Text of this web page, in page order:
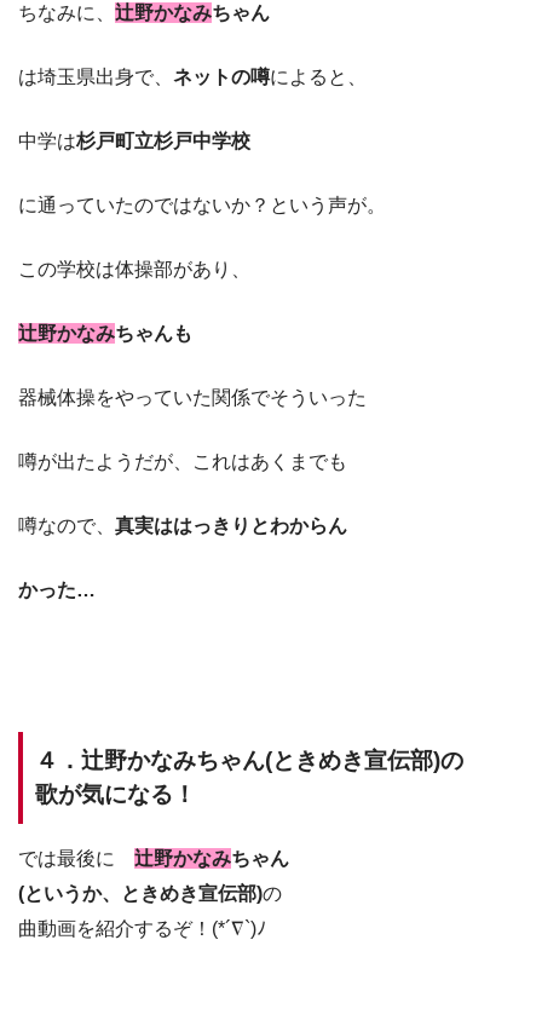
ちなみに、 辻野かなみちゃん
は埼玉県出身で、 ネットの噂によると、
中学は杉戸町立杉戸中学校
に通っていたのではないか？という声が。
この学校は体操部があり、
辻野かなみちゃんも
器械体操をやっていた関係でそういった
噂が出たようだが、これはあくまでも
噂なので、 真実ははっきりとわからん
かった…
４．辻野かなみちゃん(ときめき宣伝部)の
歌が気になる！
では最後に 辻野かなみちゃん
(というか、ときめき宣伝部)の
曲動画を紹介するぞ！(*´∇`)ﾉ